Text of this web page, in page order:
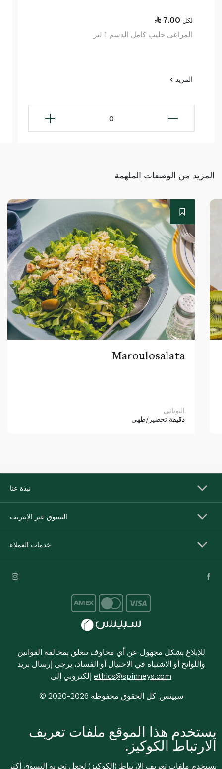
7.00 لكل
المراعي حليب كامل الدسم 1 لتر
المزيد
0
المزيد من الوصفات الملهمة
Maroulosalata
اليوناني
دقيقة تحضير/طهي
نبذة عنا
التسوق عبر الإنترنت
خدمات العملاء
للإبلاغ بشكل مجهول عن أي مخاوف تتعلق بمخالفة القوانين
واللوائح أو الاشتباه في الاحتيال أو الفساد، يرجى إرسال بريد
ethics@spinneys.com
© 2020-2026 سبينس. كل الحقوق محفوظة
يستخدم هذا الموقع ملفات تعريف
الارتباط الكوكيز.
نستخدم ملفات تعريف الارتباط (الكوكيز) لجعل تجربة التسوق أكثر